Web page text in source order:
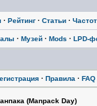
· Рейтинг· Статьи·
· Музей· Mods · LPD-
· Правила · FAQ
(Manpack Day)